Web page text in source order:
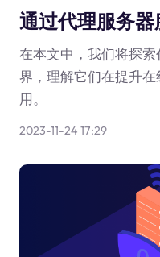
通过代理服务
在本文中，我们将探
界，理解它们在提升
用。
2023-11-24 17:29